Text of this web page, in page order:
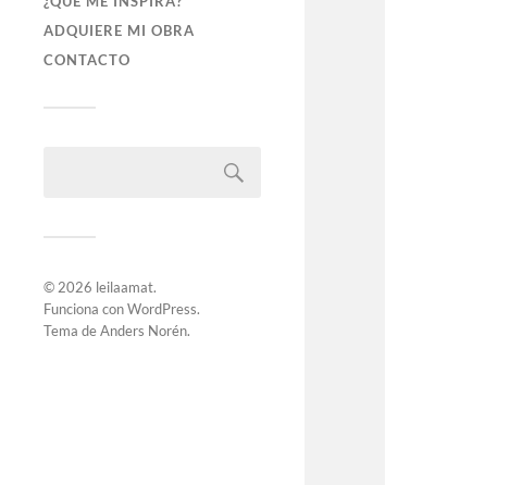
ADQUIERE MI OBRA
CONTACTO
© 2026 leilaamat.
Funciona conWordPress.
Tema deAnders Norén.